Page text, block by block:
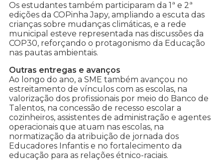
Os estudantes também participaram da 1ª e 2ª
edições da COPinha Japy, ampliando a escuta das
crianças sobre mudanças climáticas, e a rede
municipal esteve representada nas discussões da
COP30, reforçando o protagonismo da Educação
nas pautas ambientais.
Outras entregas e avanços
Ao longo do ano, a SME também avançou no
estreitamento de vínculos com as escolas, na
valorização dos profissionais por meio do Banco de
Talentos, na concessão de recesso escolar a
cozinheiros, assistentes de administração e agentes
operacionais que atuam nas escolas, na
normatização da atribuição de jornada dos
Educadores Infantis e no fortalecimento da
educação para as relações étnico-raciais.